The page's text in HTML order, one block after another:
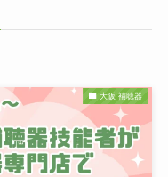
大阪 補聴器